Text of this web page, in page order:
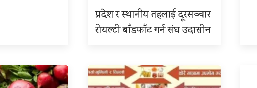
प्रदेश र स्थानीय तहलाई दूरसञ्चार
रोयल्टी बाँडफाँट गर्न संघ उदासीन